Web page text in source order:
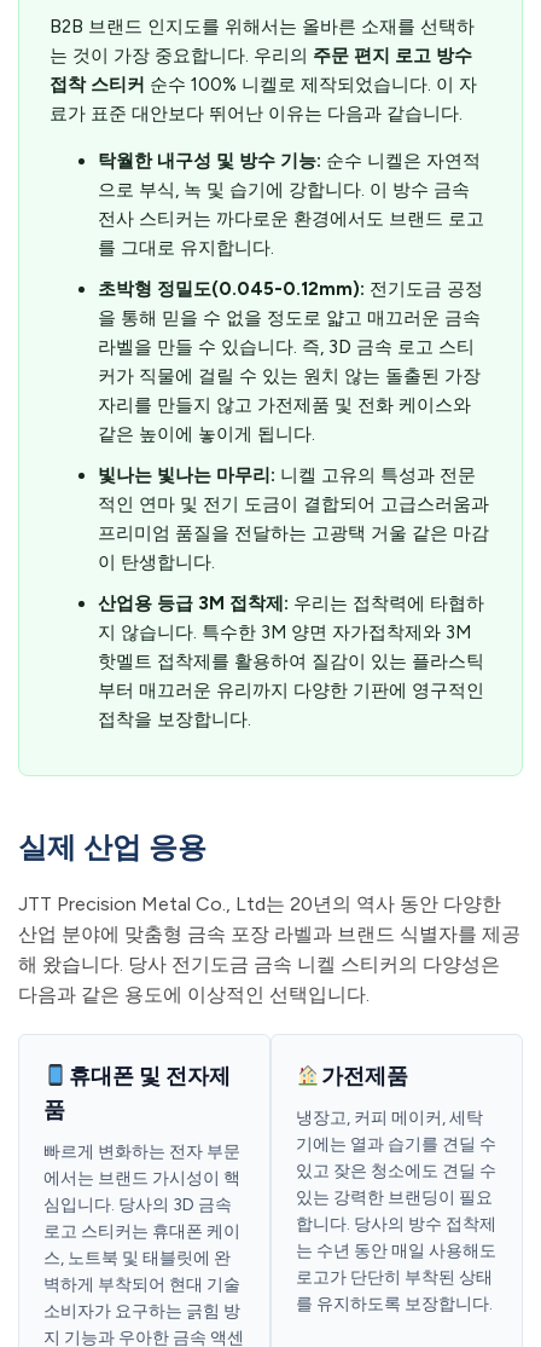
B2B 브랜드 인지도를 위해서는 올바른 소재를 선택하
는 것이 가장 중요합니다. 우리의 주문 편지 로고 방수
접착 스티커 순수 100% 니켈로 제작되었습니다. 이 자
료가 표준 대안보다 뛰어난 이유는 다음과 같습니다.
탁월한 내구성 및 방수 기능: 순수 니켈은 자연적
으로 부식, 녹 및 습기에 강합니다. 이 방수 금속
전사 스티커는 까다로운 환경에서도 브랜드 로고
를 그대로 유지합니다.
초박형 정밀도(0.045-0.12mm): 전기도금 공정
을 통해 믿을 수 없을 정도로 얇고 매끄러운 금속
라벨을 만들 수 있습니다. 즉, 3D 금속 로고 스티
커가 직물에 걸릴 수 있는 원치 않는 돌출된 가장
자리를 만들지 않고 가전제품 및 전화 케이스와
같은 높이에 놓이게 됩니다.
빛나는 빛나는 마무리: 니켈 고유의 특성과 전문
적인 연마 및 전기 도금이 결합되어 고급스러움과
프리미엄 품질을 전달하는 고광택 거울 같은 마감
이 탄생합니다.
산업용 등급 3M 접착제: 우리는 접착력에 타협하
지 않습니다. 특수한 3M 양면 자가접착제와 3M
핫멜트 접착제를 활용하여 질감이 있는 플라스틱
부터 매끄러운 유리까지 다양한 기판에 영구적인
접착을 보장합니다.
실제 산업 응용
JTT Precision Metal Co., Ltd는 20년의 역사 동안 다양한
산업 분야에 맞춤형 금속 포장 라벨과 브랜드 식별자를 제공
해 왔습니다. 당사 전기도금 금속 니켈 스티커의 다양성은
다음과 같은 용도에 이상적인 선택입니다.
휴대폰 및 전자제
품
빠르게 변화하는 전자 부문
에서는 브랜드 가시성이 핵
심입니다. 당사의 3D 금속
로고 스티커는 휴대폰 케이
스, 노트북 및 태블릿에 완
벽하게 부착되어 현대 기술
소비자가 요구하는 긁힘 방
지 기능과 우아한 금속 액센
가전제품
냉장고, 커피 메이커, 세탁
기에는 열과 습기를 견딜 수
있고 잦은 청소에도 견딜 수
있는 강력한 브랜딩이 필요
합니다. 당사의 방수 접착제
는 수년 동안 매일 사용해도
로고가 단단히 부착된 상태
를 유지하도록 보장합니다.